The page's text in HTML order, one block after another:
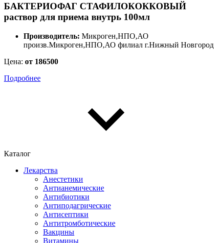
БАКТЕРИОФАГ СТАФИЛОКОККОВЫЙ
раствор для приема внутрь 100мл
Производитель: Микроген,НПО,АО
произв.Микроген,НПО,АО филиал г.Нижный Новгород
Цена: от 186500
Подробнее
Каталог
Лекарства
Анестетики
Антианемические
Антибиотики
Антиподагрические
Антисептики
Антитромботические
Вакцины
Витамины